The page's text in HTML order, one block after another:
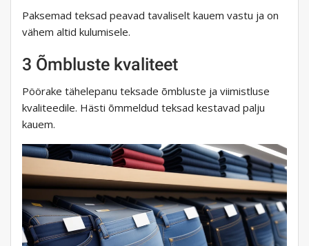
Paksemad teksad peavad tavaliselt kauem vastu ja on
vähem altid kulumisele.
3 Õmbluste kvaliteet
Pöörake tähelepanu teksade õmbluste ja viimistluse
kvaliteedile. Hästi õmmeldud teksad kestavad palju
kauem.